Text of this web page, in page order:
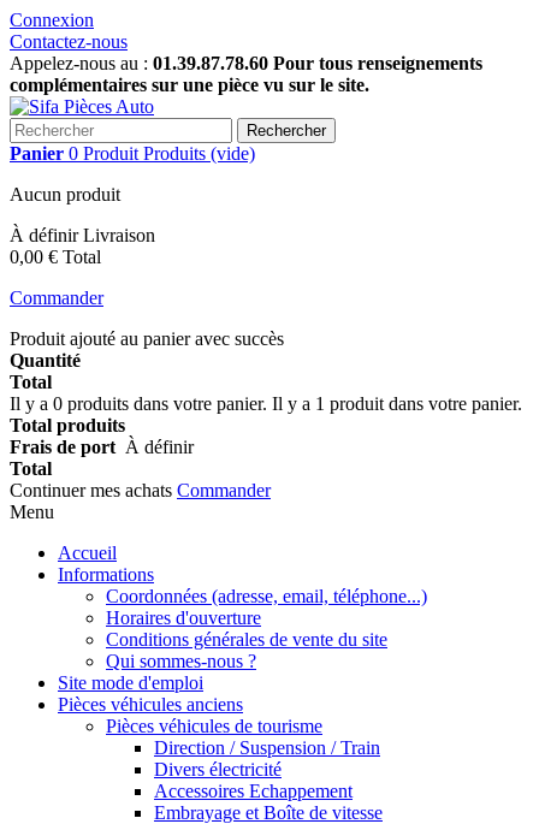
Connexion
Contactez-nous
Appelez-nous au : 01.39.87.78.60 Pour tous renseignements
complémentaires sur une pièce vu sur le site.
Rechercher
Panier 0 Produit Produits (vide)
Aucun produit
À définirLivraison
0,00 € Total
Commander
Produit ajouté au panier avec succès
Quantité
Total
Il y a 0 produits dans votre panier. Il y a 1 produit dans votre panier.
Total produits
Frais de port À définir
Total
Continuer mes achats Commander
Menu
Accueil
Informations
Coordonnées (adresse, email, téléphone...)
Horaires d'ouverture
Conditions générales de vente du site
Qui sommes-nous ?
Site mode d'emploi
Pièces véhicules anciens
Pièces véhicules de tourisme
Direction / Suspension / Train
Divers électricité
Accessoires Echappement
Embrayage et Boîte de vitesse